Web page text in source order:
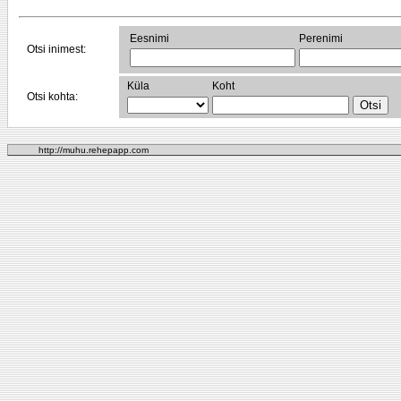
Otsi inimest:
Eesnimi Perenimi
Otsi kohta:
Küla Koht
http://muhu.rehepapp.com